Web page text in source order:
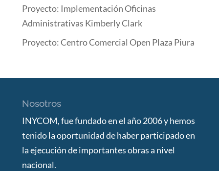
Proyecto: Implementación Oficinas
Administrativas Kimberly Clark
Proyecto: Centro Comercial Open Plaza Piura
Nosotros
INYCOM, fue fundado en el año 2006 y hemos
tenido la oportunidad de haber participado en
la ejecución de importantes obras a nivel
nacional.